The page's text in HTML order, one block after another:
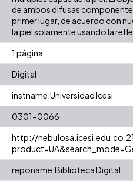
de ambos difusas componente
primer lugar, de acuerdo con
la piel solamente usando la
1 página
Digital
instname:Universidad Icesi
0301-0066
http://
reponame:Biblioteca Digital